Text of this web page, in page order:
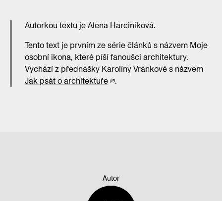
Autorkou textu je Alena Harciníková.
Tento text je prvním ze série článků s názvem Moje
osobní ikona, které píší fanoušci architektury.
Vychází z přednášky Karolíny Vránkové s názvem
Jak psát o architektuře
.
Autor